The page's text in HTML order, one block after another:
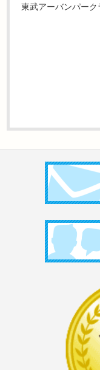
東武アーバンパー